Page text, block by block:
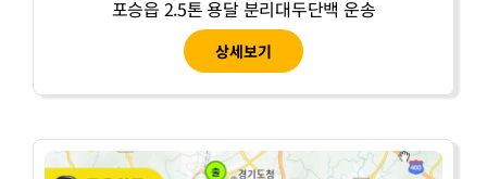
포승읍 2.5톤 용달 분리대두단백 운송
상세보기